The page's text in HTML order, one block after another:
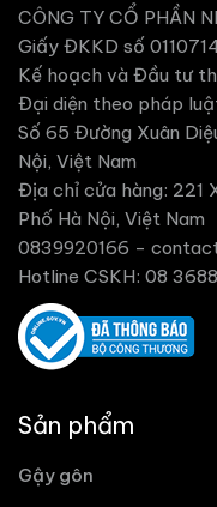
CÔNG TY CỔ PHẦN
Giấy ĐKKD số
Kế hoạch và Đầu tư
Đại diện theo pháp
Số 65 Đường Xuân
Nội, Việt Nam
Địa chỉ cửa hàng: 221
Phố Hà Nội, Việt Nam
0839920166 -
Hotline CSKH: 08
Sản phẩm
Gậy gôn